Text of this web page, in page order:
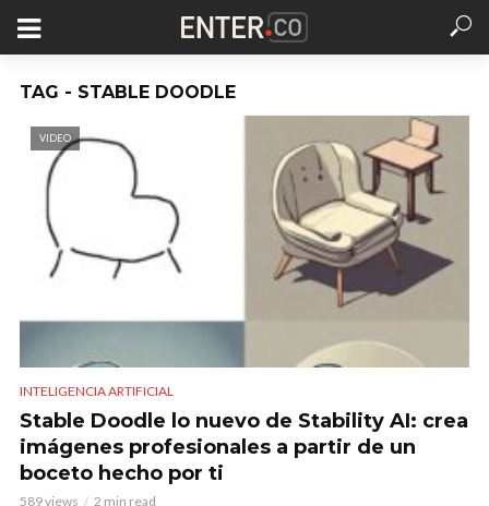
TAG - STABLE DOODLE
VIDEO
INTELIGENCIA ARTIFICIAL
Stable Doodle lo nuevo de Stability AI: crea
imágenes profesionales a partir de un
boceto hecho por ti
589 views 2 min read